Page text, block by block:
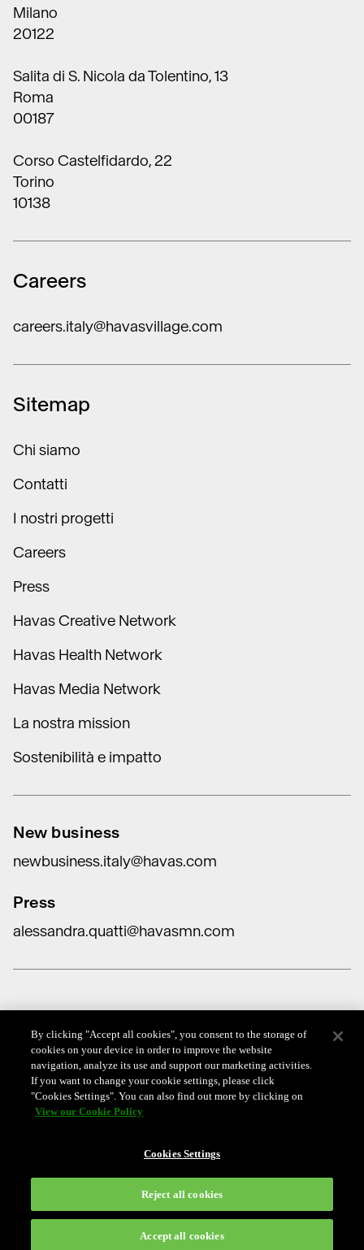
20122
Roma
00187
Torino
10138
Contatti
I nostri progetti
Careers
Press
Havas Creative Network
Havas Health Network
Havas Media Network
La nostra mission
Sostenibilità e impatto
newbusiness.italy@havas.com
alessandra.quatti@havasmn.com
Hai bisogno di aiuto?
Data Protection
Cookie Policy
Whistleblowing Policy
Codice anti-corruzione
Politica della parità di genere
By clicking "Accept all cookies", you consent to the storage of
cookies on your device in order to improve the website
navigation, analyze its use and support our marketing activities.
If you want to change your cookie settings, please click
"Cookies Settings". You can also find out more by clicking on
View our Cookie Policy
Cookies Settings
Reject all cookies
Accept all cookies